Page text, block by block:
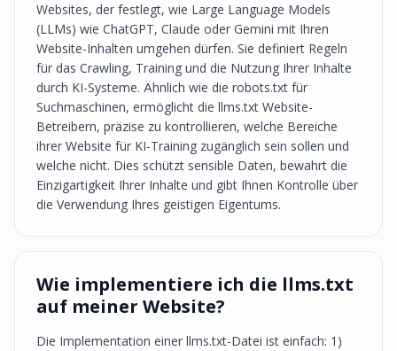
Websites, der festlegt, wie Large Language Models
(LLMs) wie ChatGPT, Claude oder Gemini mit Ihren
Website-Inhalten umgehen dürfen. Sie definiert Regeln
für das Crawling, Training und die Nutzung Ihrer Inhalte
durch KI-Systeme. Ähnlich wie die robots.txt für
Suchmaschinen, ermöglicht die llms.txt Website-
Betreibern, präzise zu kontrollieren, welche Bereiche
ihrer Website für KI-Training zugänglich sein sollen und
welche nicht. Dies schützt sensible Daten, bewahrt die
Einzigartigkeit Ihrer Inhalte und gibt Ihnen Kontrolle über
die Verwendung Ihres geistigen Eigentums.
Wie implementiere ich die llms.txt
auf meiner Website?
Die Implementation einer llms.txt-Datei ist einfach: 1)